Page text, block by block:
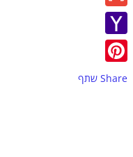
Gmail
Yahoo
Pinterest
Share שתף